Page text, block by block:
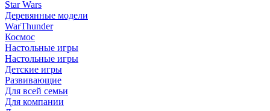
Star Wars
Деревянные модели
WarThunder
Космос
Настольные игры
Настольные игры
Детские игры
Развивающие
Для всей семьи
Для компании